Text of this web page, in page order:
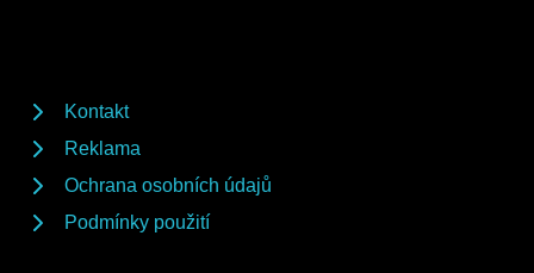
Kontakt
Reklama
Ochrana osobních údajů
Podmínky použití